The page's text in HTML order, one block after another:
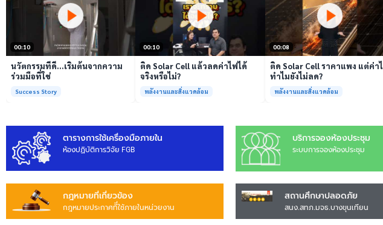
เล่นวิดีโอ
00:10
นวัตกรรมที่ดี…เริ่มต้นจากความ
ร่วมมือที่ใช่
Success Story
เล่นวิดีโอ
00:10
ติด Solar Cell แล้วลดค่าไฟได้
จริงหรือไม่?
พลังงานและสิ่งแวดล้อม
เล่นวิดีโอ
00:08
ติด Solar Cell ราคาแพง แต่ค่า
ทำไมยังไม่ลด?
พลังงานและสิ่งแวดล้อม
ตารางการใช้เครื่องมือภายใน
ห้องปฏิบัติการวิจัย FGB
บริการจองห้องประชุม
ระบบการจองห้องประชุม
กฎหมายที่เกี่ยวข้อง
กฎหมายประกาศทีี่ใช้ภายในหน่วยงาน
สถานศึกษาปลอดภัย
สนง.สทภ.มจธ.บางขุนเทียน